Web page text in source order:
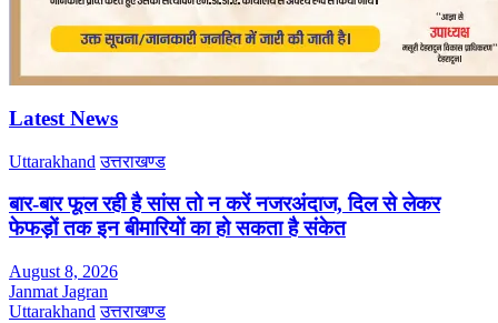
Latest News
Uttarakhand उत्तराखण्ड
बार-बार फूल रही है सांस तो न करें नजरअंदाज, दिल से लेकर
फेफड़ों तक इन बीमारियों का हो सकता है संकेत
August 8, 2026
Janmat Jagran
Uttarakhand उत्तराखण्ड